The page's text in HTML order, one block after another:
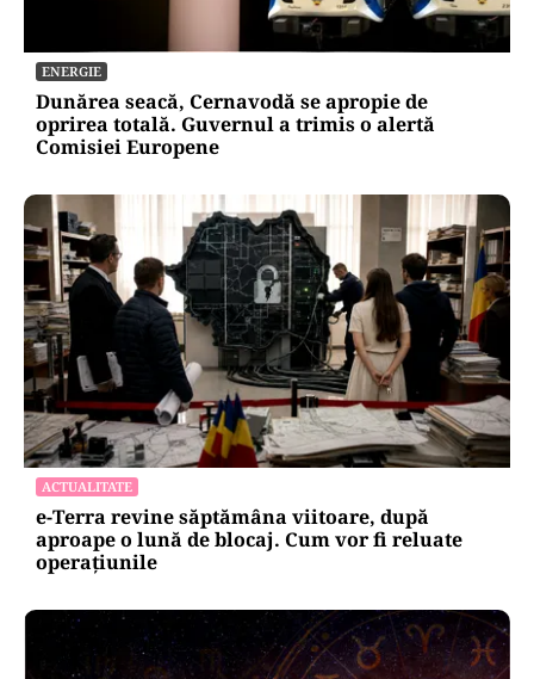
ENERGIE
Dunărea seacă, Cernavodă se apropie de
oprirea totală. Guvernul a trimis o alertă
Comisiei Europene
ACTUALITATE
e-Terra revine săptămâna viitoare, după
aproape o lună de blocaj. Cum vor fi reluate
operațiunile